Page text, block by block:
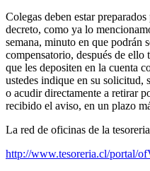
Colegas deben estar
decreto, como ya lo
semana, minuto en que podrán
compensatorio, después de ello
que les depositen en la cuenta
ustedes indique en su solicitud,
o acudir directamente a retirar
recibido el aviso, en un plazo
La red de oficinas de la
http://www.tesoreria.cl/portal/